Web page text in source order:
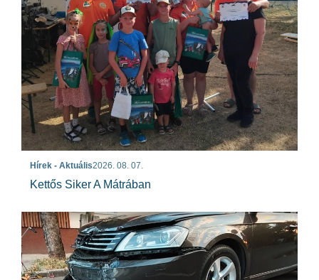
Hírek - Aktuális2026. 08. 07.
Kettős Siker A Mátrában